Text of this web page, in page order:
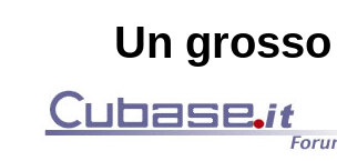
Un grosso